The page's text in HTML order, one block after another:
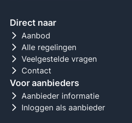
Direct naar
Aanbod
Alle regelingen
Veelgestelde vragen
Contact
Voor aanbieders
Aanbieder informatie
Inloggen als aanbieder